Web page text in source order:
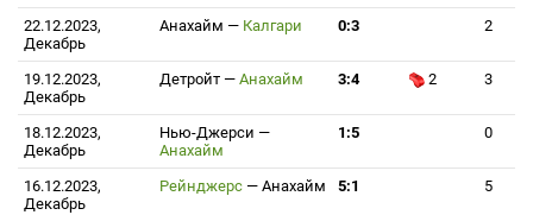
22.12.2023,
Декабрь
Анахайм — Калгари 0:3 2
19.12.2023,
Декабрь
Детройт — Анахайм 3:4 2 3
18.12.2023,
Декабрь
Нью-Джерси —
Анахайм
1:5 0
16.12.2023,
Декабрь
Рейнджерс — Анахайм 5:1 5